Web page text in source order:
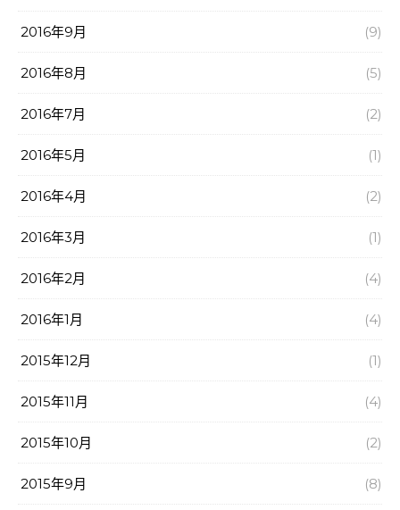
2016年9月 (9)
2016年8月 (5)
2016年7月 (2)
2016年5月 (1)
2016年4月 (2)
2016年3月 (1)
2016年2月 (4)
2016年1月 (4)
2015年12月 (1)
2015年11月 (4)
2015年10月 (2)
2015年9月 (8)